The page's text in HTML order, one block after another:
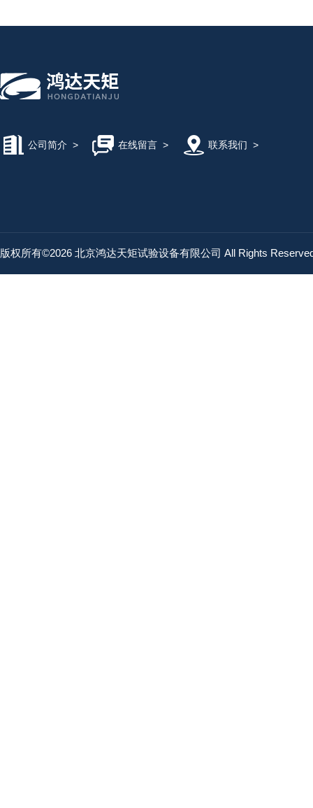
公司简介 > 在线留言> 联系我们 >
版权所有©2026 北京鸿达天矩试验设备有限公司 All Rights